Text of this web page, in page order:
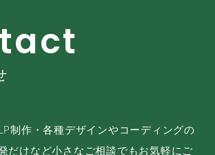
tact
制作・各種デザインやコーディングの
だけなど小さなご相談でもお気軽にご